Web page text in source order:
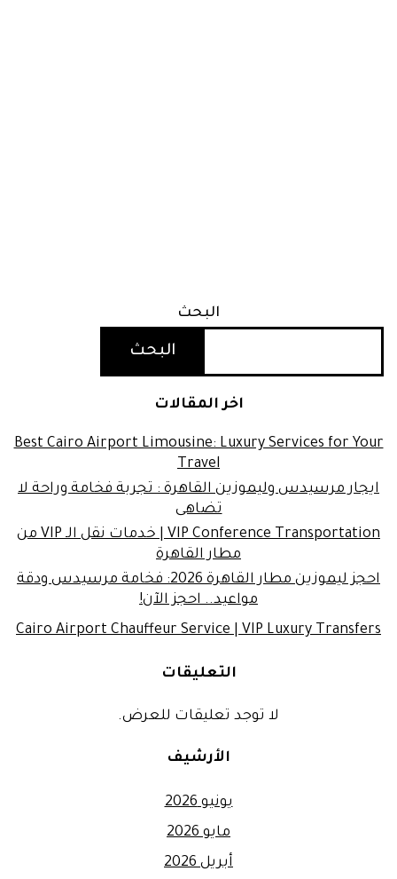
البحث
البحث
اخر المقالات
Best Cairo Airport Limousine: Luxury Services for Your
Travel
ايجار مرسيدس وليموزين القاهرة : تجربة فخامة وراحة لا
تضاهى
VIP Conference Transportation | خدمات نقل الـ VIP من
مطار القاهرة
احجز ليموزين مطار القاهرة 2026: فخامة مرسيدس ودقة
مواعيد.. احجز الآن!
Cairo Airport Chauffeur Service | VIP Luxury Transfers
التعليقات
لا توجد تعليقات للعرض.
الأرشيف
يونيو 2026
مايو 2026
أبريل 2026